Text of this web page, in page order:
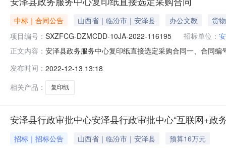
中标｜合同公告 山西省｜临汾市｜安泽县 办公文教
货物
项目编号： SXZFCG-DZMCDD-10JA-2022-116195 招标单位：
正文内容： 安泽县政务服务中心复印纸直接选定采购合同一、合同
务服务中心供应商（乙方）：山西云鑫达文化用品有限
发布时间： 2022-12-13 13:18
相关产品：
复印纸
安泽县行政审批中心安泽县行政审批中心“互联网+政
招标｜招标公告 山西省｜临汾市｜安泽县
预算16万元